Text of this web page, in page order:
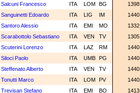
Salcuni Francesco ITA LOM BG 1398
Sanguinetti Edoardo ITA LIG IM 1440
Santoro Alessio ITA EMI MO 1332
Scarabottolo Sebastiano ITA VEN TV 1305
Scuterini Lorenzo ITA LAZ RM 1440
Siloci Paolo ITA UMB PG 1440
Steffenato Alberto ITA VEN TV 1440
Tonutti Marco ITA LOM PV 1440
Trevisan Stefano ITA EMI BO 1413